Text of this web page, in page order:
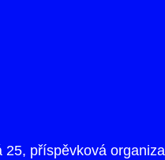
příspěvková